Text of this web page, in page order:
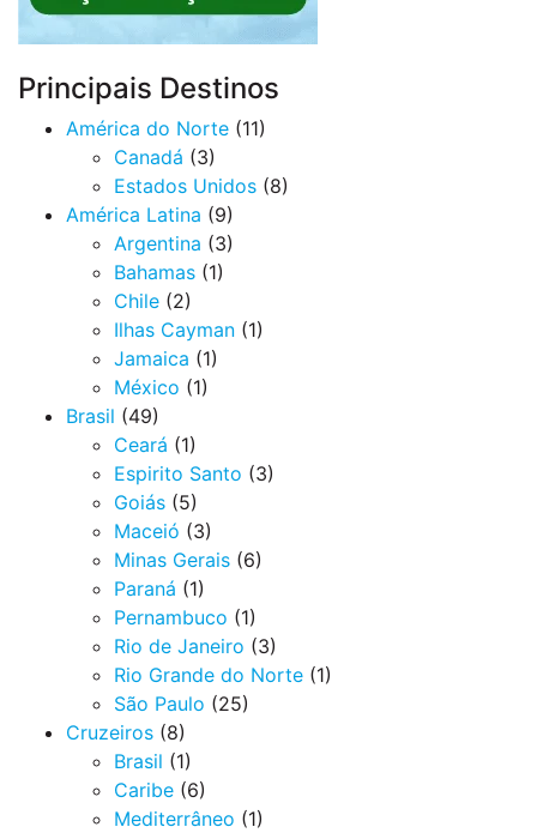
Principais Destinos
América do Norte (11)
Canadá (3)
Estados Unidos (8)
América Latina (9)
Argentina (3)
Bahamas (1)
Chile (2)
Ilhas Cayman (1)
Jamaica (1)
México (1)
Brasil (49)
Ceará (1)
Espirito Santo (3)
Goiás (5)
Maceió (3)
Minas Gerais (6)
Paraná (1)
Pernambuco (1)
Rio de Janeiro (3)
Rio Grande do Norte (1)
São Paulo (25)
Cruzeiros (8)
Brasil (1)
Caribe (6)
Mediterrâneo (1)